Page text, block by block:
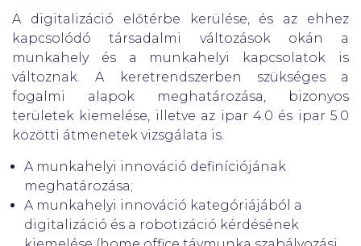
A digitalizáció előtérbe kerülése, és az ehhez
kapcsolódó társadalmi változások okán a
munkahely és a munkahelyi kapcsolatok is
változnak. A keretrendszerben szükséges a
fogalmi alapok meghatározása, bizonyos
területek kiemelése, illetve az ipar 4.0 és ipar 5.0
közötti átmenetek vizsgálata is.
A munkahelyi innováció definíciójának
meghatározása;
A munkahelyi innováció kategóriájából a
digitalizáció és a robotizáció kérdésének